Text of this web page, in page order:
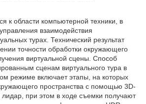
к области компьютерной техники, в
взаимодействия
турах. Технический результат
точности обработки окружающего
виртуальной сцены. Способ
сценам виртуального тура в
режиме включает этапы, на которых
пространства с помощью 3D-
при этом в ходе съемки получают